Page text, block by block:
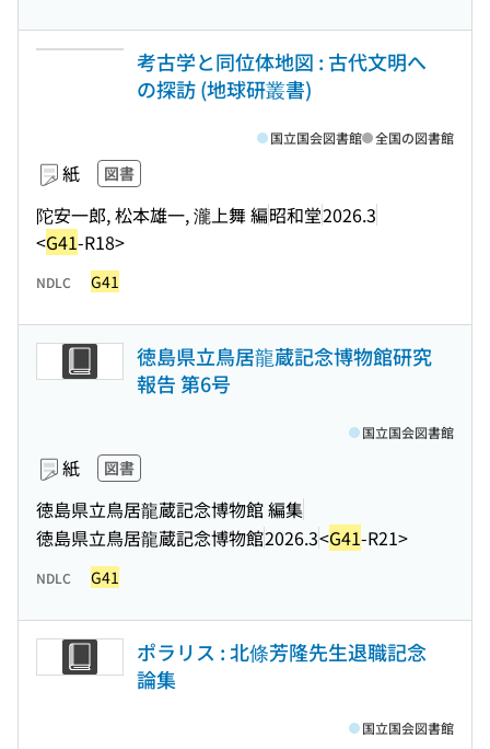
考古学と同位体地図 : 古代文明へ
の探訪 (地球研叢書)
紙 図書
陀安一郎, 松本雄一, 瀧上舞 編昭和堂2026.3
<G41-R18>
国立国会図書館 全国の図書館
NDLC G41
徳島県立鳥居龍蔵記念博物館研究
報告 第6号
紙 図書
徳島県立鳥居龍蔵記念博物館 編集
徳島県立鳥居龍蔵記念博物館2026.3<G41-R21>
国立国会図書館
NDLC G41
ポラリス : 北條芳隆先生退職記念
論集
国立国会図書館